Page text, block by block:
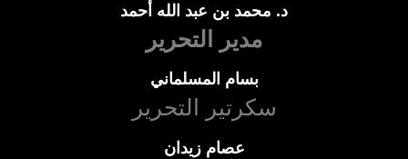
د. محمد بن عبد الله أحمد
مدير التحرير
بسام المسلماني
سكرتير التحرير
عصام زيدان